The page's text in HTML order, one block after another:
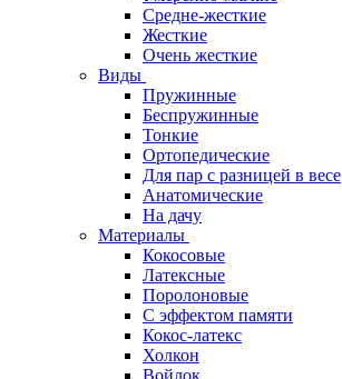
Средне-жесткие
Жесткие
Очень жесткие
Виды
Пружинные
Беспружинные
Тонкие
Ортопедические
Для пар с разницей в весе
Анатомические
На дачу
Материалы
Кокосовые
Латексные
Поролоновые
С эффектом памяти
Кокос-латекс
Холкон
Войлок